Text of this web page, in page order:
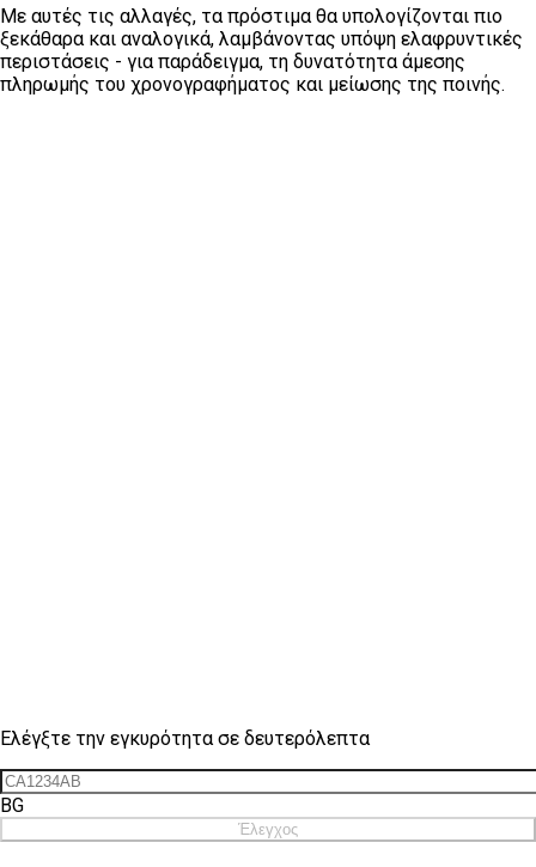
Με αυτές τις αλλαγές, τα πρόστιμα θα υπολογίζονται πιο
ξεκάθαρα και αναλογικά, λαμβάνοντας υπόψη ελαφρυντικές
περιστάσεις - για παράδειγμα, τη δυνατότητα άμεσης
πληρωμής του χρονογραφήματος και μείωσης της ποινής.
Ελέγξτε την εγκυρότητα σε δευτερόλεπτα
BG
Έλεγχος